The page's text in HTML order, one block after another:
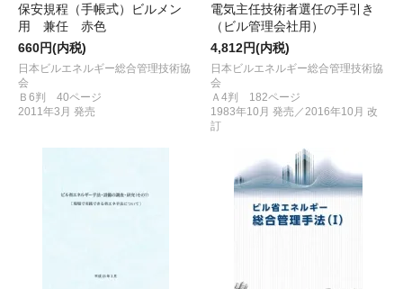
保安規程（手帳式）ビルメン
用 兼任 赤色
660円(内税)
日本ビルエネルギー総合管理技術協
会
Ｂ6判 40ページ
2011年3月 発売
電気主任技術者選任の手引き
（ビル管理会社用）
4,812円(内税)
日本ビルエネルギー総合管理技術協
会
Ａ4判 182ページ
1983年10月 発売／2016年10月 改
訂